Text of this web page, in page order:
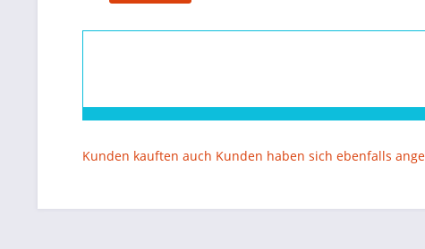
Kunden kauften auch Kunden haben sich ebenfalls